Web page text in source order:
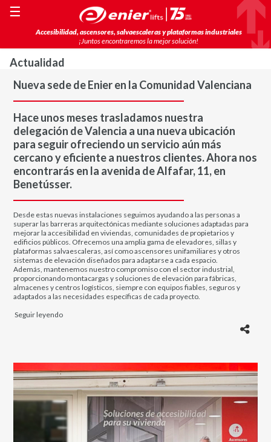
Accesibilidad, ascensores, salvaescaleras y plataformas industriales
¡Juntos encontraremos la mejor solución!
☰
Actualidad
Nueva sede de Enier en la Comunidad Valenciana
Hace unos meses trasladamos nuestra
delegación de Valencia a una nueva ubicación
para seguir ofreciendo un servicio aún más
cercano y eficiente a nuestros clientes. Ahora nos
encontrarás en la avenida de Alfafar, 11, en
Benetússer.
Desde estas nuevas instalaciones seguimos ayudando a las personas a
superar las barreras arquitectónicas mediante soluciones adaptadas para
mejorar la accesibilidad en viviendas, comunidades de propietarios y
edificios públicos. Ofrecemos una amplia gama de elevadores, sillas y
plataformas salvaescaleras, así como ascensores unifamiliares y otros
sistemas de elevación diseñados para adaptarse a cada espacio.
Además, mantenemos nuestro compromiso con el sector industrial,
proporcionando montacargas y soluciones de elevación para fábricas,
almacenes y centros logísticos, siempre con equipos fiables, seguros y
adaptados a las necesidades específicas de cada proyecto.
Seguir leyendo